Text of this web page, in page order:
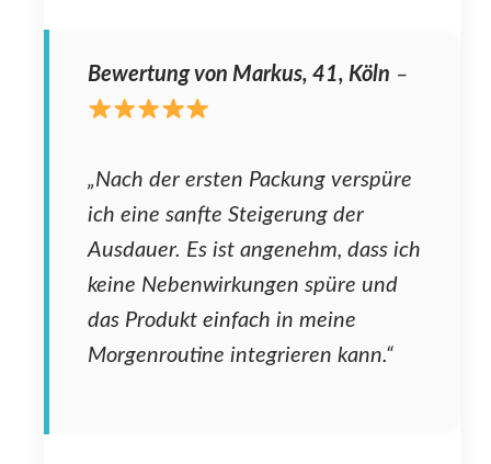
Bewertung von Markus, 41, Köln –
„Nach der ersten Packung verspüre
ich eine sanfte Steigerung der
Ausdauer. Es ist angenehm, dass ich
keine Nebenwirkungen spüre und
das Produkt einfach in meine
Morgenroutine integrieren kann.“